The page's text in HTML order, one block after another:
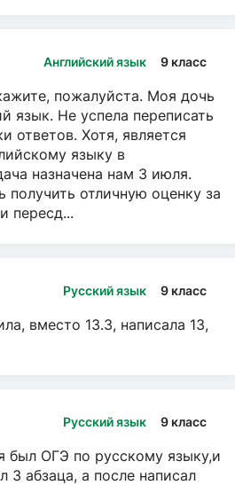
Английский язык 9 класс
пожалуйста. Моя дочь
язык. Не успела переписать
ответов. Хотя, является
языку в
назначена нам 3 июля.
получить отличную оценку за
пересд...
Русский язык 9 класс
вместо 13.3, написала 13,
Русский язык 9 класс
был ОГЭ по русскому языку,и
3 абзаца, а после написал